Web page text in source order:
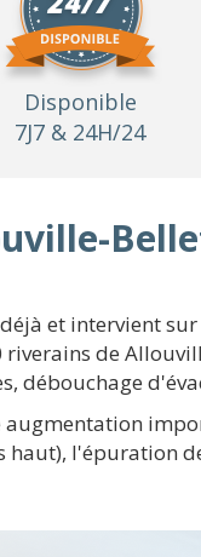
Disponible
7J7 & 24H/24
et intervient
de
débouchage
l'épuration